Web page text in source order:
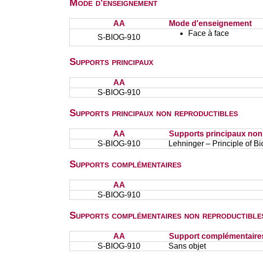
Mode d'enseignement
AA
Mode d'enseignement
S-BIOG-910
Face à face
Supports principaux
AA
S-BIOG-910
Supports principaux non reproductibles
AA
Supports principaux
S-BIOG-910
Lehninger – Principle of
Supports complémentaires
AA
S-BIOG-910
Supports complémentaires non
AA
Support
S-BIOG-910
Sans objet